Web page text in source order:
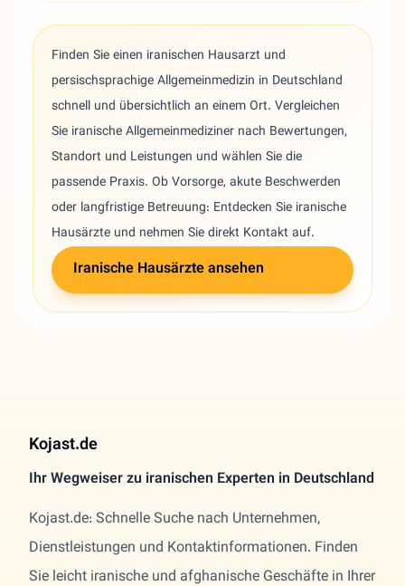
Finden Sie einen iranischen Hausarzt und
persischsprachige Allgemeinmedizin in Deutschland
schnell und übersichtlich an einem Ort. Vergleichen
Sie iranische Allgemeinmediziner nach Bewertungen,
Standort und Leistungen und wählen Sie die
passende Praxis. Ob Vorsorge, akute Beschwerden
oder langfristige Betreuung: Entdecken Sie iranische
Hausärzte und nehmen Sie direkt Kontakt auf.
Iranische Hausärzte ansehen
Kojast.de
Ihr Wegweiser zu iranischen Experten in Deutschland
Kojast.de: Schnelle Suche nach Unternehmen,
Dienstleistungen und Kontaktinformationen. Finden
Sie leicht iranische und afghanische Geschäfte in Ihrer